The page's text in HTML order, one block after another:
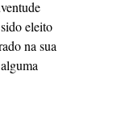
eleito
na sua